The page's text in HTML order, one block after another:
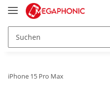
iPhone 15 Pro Max